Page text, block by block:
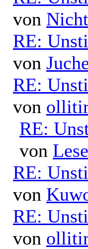
von
RE:
von
RE:
von
RE:
von
RE:
von
RE:
von